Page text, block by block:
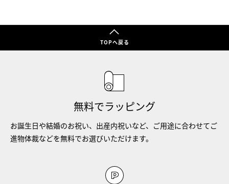
TOPへ戻る
無料でラッピング
お誕生日や結婚のお祝い、出産内祝いなど、ご用途に合わせてご
進物体裁などを無料でお選びいただけます。